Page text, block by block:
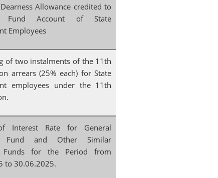
Allowance credited to
Fund Account of State
Employees
of two instalments of the 11th
arrears (25% each) for State
employees under the 11th
Interest Rate for General
Fund and Other Similar
Funds for the Period from
to 30.06.2025.